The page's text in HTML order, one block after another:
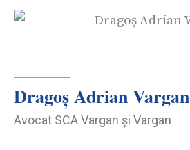
Dragoș Adrian Vargan
Avocat SCA Vargan și Vargan